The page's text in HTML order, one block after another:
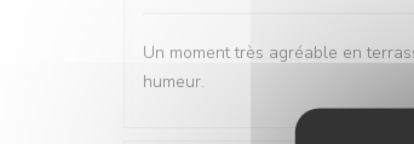
Un moment très agréable en
humeur.